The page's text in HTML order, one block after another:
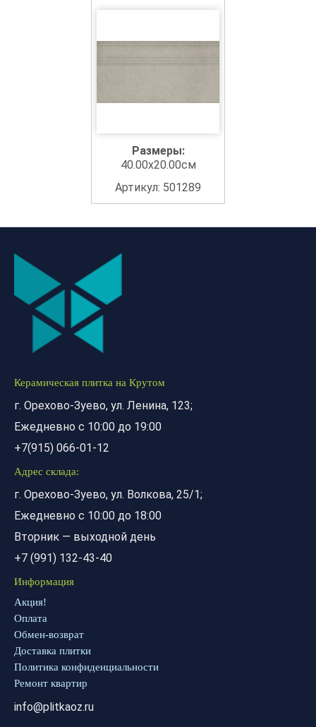
Размеры:
40.00x20.00см
Артикул: 501289
Керамическая плитка на Крутом
г. Орехово-Зуево, ул. Ленина, 123;
Ежедневно с 10:00 до 19:00
+7(915) 066-01-12
Адрес склада:
г. Орехово-Зуево, ул. Волкова, 25/1;
Ежедневно с 10:00 до 18:00
Вторник — выходной день
+7 (991) 132-43-40
Информация
Акция!
Оплата
Обмен-возврат
Доставка плитки
Политика конфиденциальности
Ремонт квартир
info@plitkaoz.ru